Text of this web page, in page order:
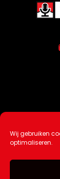
Wij gebruiken
optimaliseren.